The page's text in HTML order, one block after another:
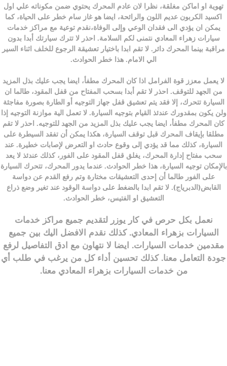
تهوية او اماكن مغلقة، نظرا لان عادم المحرك يحتوي ضمن مكوناته علي اول
اكسيد الكربون عديم اللون والرائحة، ايضا هو غاز سام خطر على الحياة، كما
يمكن ان يؤدي الى فقدان الوعي وإلى الوفاة،نقدم توعية مع مراكز خدمات
سيارات زهراء المعادي نتمنى لكم السلامة. احذر لا تترك سيارتك أبدا بدون
مراقبة بينما المحرك دائر. لا تقم ابدا باختيار تعشيقة الرجوع للخلف اثناء السير
الي الامام. هذا خطر الحوادث.
لا يعمل معزز قوة الفرامل اذا كان المحرك مطفأ، ايضا يجب عليك بذل المزيد
من الجهد للتوقف. احذر لا تقم أبدا بسحب المفتاح من قفل المقود، طالما ان
السيارة تتحرك، إلا فقد يتم تعشيق قفل جهاز التوجيه أو الطارة بصورة مفاجئة
ولن يكون بمقدورك عندئذ القيام بتوجيه السيارة. لا تعمل الية موازنة التوجيه إذا
كان المحرك مطفأ، ايضا يجب عليك بذل المزيد من الجهد للتوجيه. احذر لا تقم
مطلقا بإيقاف المحرك قبل توقف السيارة، هكذا يمكن أن تفقد السيطرة على
السيارة، كذلك مما قد يؤدي إلى وقوع حادث او التعرض لإصابات خطيرة. عند
سحب مفتاح إدارة المحرك، يغلق قفل المقود على الفور، كذلك عندئذ لا يعد
بالإمكان توجيه السيارة، هذا خطر الحوادث.عندما يدور المحرك، تتحرك السيارة
على الفور طالما أن إحدى التعشيقات مختارة وتم رفع القدم عن دواسة
القابض(الدبرياج). لا تقم ابدا بالضغط على دواسة الوقود عند تغير وضع ذراع
التعشيق او الفتيس، خطر الحوادث.
نعمل بكل حرص في كار يوزر لتقديم جميع مراكز خدمات
السيارات بزهراء المعادي. كذلك نقدم الافضل اليك بين جميع
مقدمين خدمات السيارات. ايضا لا نتهاون مع ادق التفاصيل لرفع
جودة التعامل معنا. كذلك تحسين أداء كل من يرغب في طلب أي
من خدمات السيارات بزهراء المعادي معنا.